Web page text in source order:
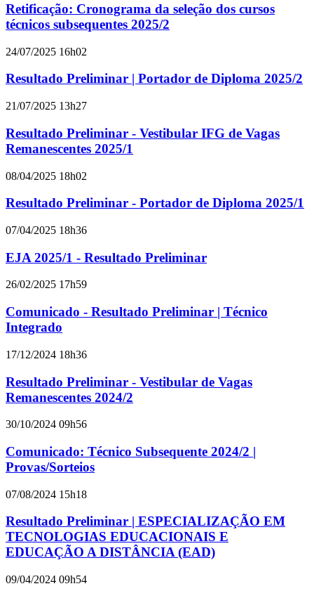
Retificação: Cronograma da seleção dos cursos
técnicos subsequentes 2025/2
24/07/2025 16h02
Resultado Preliminar | Portador de Diploma 2025/2
21/07/2025 13h27
Resultado Preliminar - Vestibular IFG de Vagas
Remanescentes 2025/1
08/04/2025 18h02
Resultado Preliminar - Portador de Diploma 2025/1
07/04/2025 18h36
EJA 2025/1 - Resultado Preliminar
26/02/2025 17h59
Comunicado - Resultado Preliminar | Técnico
Integrado
17/12/2024 18h36
Resultado Preliminar - Vestibular de Vagas
Remanescentes 2024/2
30/10/2024 09h56
Comunicado: Técnico Subsequente 2024/2 |
Provas/Sorteios
07/08/2024 15h18
Resultado Preliminar | ESPECIALIZAÇÃO EM
TECNOLOGIAS EDUCACIONAIS E
EDUCAÇÃO A DISTÂNCIA (EAD)
09/04/2024 09h54